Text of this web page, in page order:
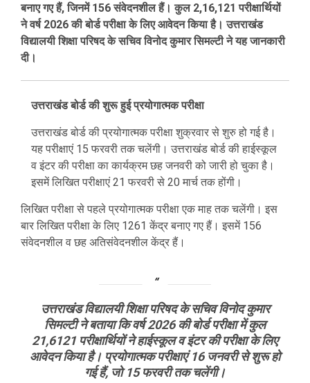
बनाए गए हैं, जिनमें 156 संवेदनशील हैं। कुल 2,16,121 परीक्षार्थियों
ने वर्ष 2026 की बोर्ड परीक्षा के लिए आवेदन किया है। उत्तराखंड
विद्यालयी शिक्षा परिषद के सचिव विनोद कुमार सिमल्टी ने यह जानकारी
दी।
उत्तराखंड बोर्ड की शुरू हुई प्रयोगात्मक परीक्षा
उत्तराखंड बोर्ड की प्रयोगात्मक परीक्षा शुक्रवार से शुरु हो गई है।
यह परीक्षाएं 15 फरवरी तक चलेंगी। उत्तराखंड बोर्ड की हाईस्कूल
व इंटर की परीक्षा का कार्यक्रम छह जनवरी को जारी हो चुका है।
इसमें लिखित परीक्षाएं 21 फरवरी से 20 मार्च तक होंगी।
लिखित परीक्षा से पहले प्रयोगात्मक परीक्षा एक माह तक चलेंगी। इस
बार लिखित परीक्षा के लिए 1261 केंद्र बनाए गए हैं। इसमें 156
संवेदनशील व छह अतिसंवेदनशील केंद्र हैं।
उत्तराखंड विद्यालयी शिक्षा परिषद के सचिव विनोद कुमार
सिमल्टी ने बताया कि वर्ष 2026 की बोर्ड परीक्षा में कुल
21,6121 परीक्षार्थियों ने हाईस्कूल व इंटर की परीक्षा के लिए
आवेदन किया है। प्रयोगात्मक परीक्षाएं 16 जनवरी से शुरू हो
गई हैं, जो 15 फरवरी तक चलेंगी।